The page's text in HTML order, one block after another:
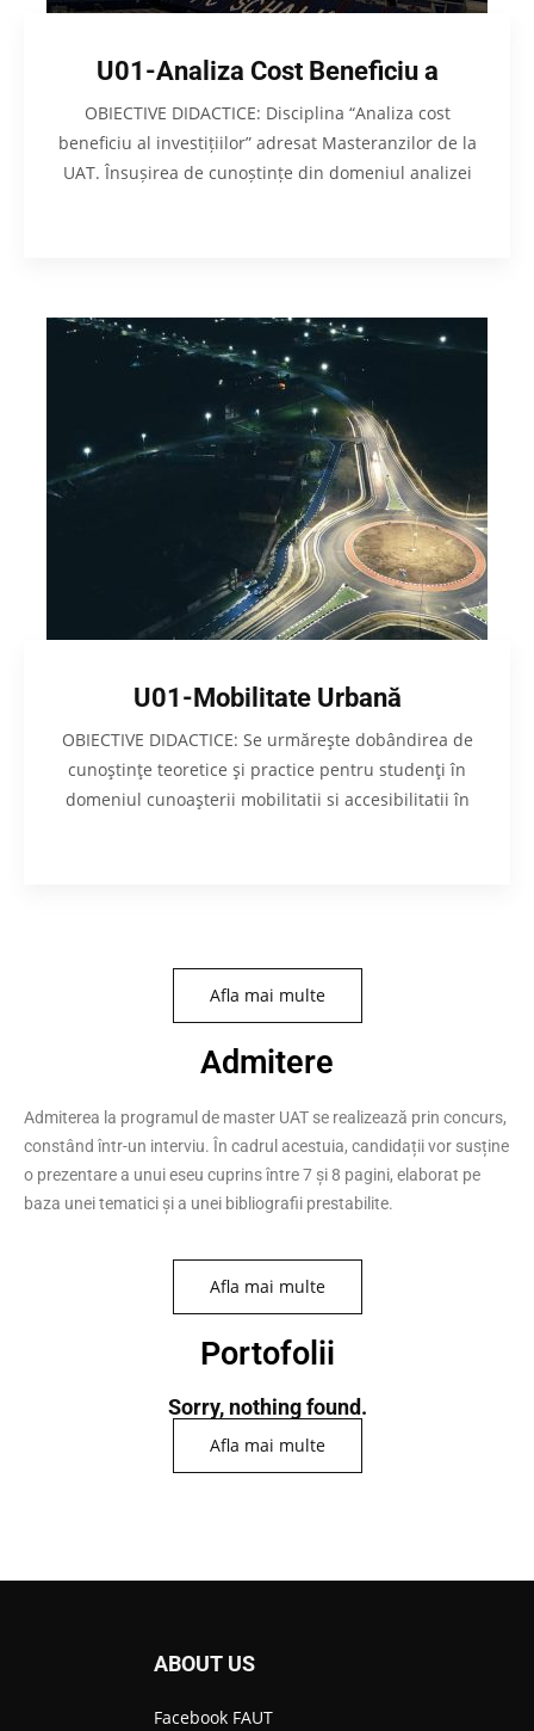
U01-Analiza Cost Beneficiu a
OBIECTIVE DIDACTICE: Disciplina “Analiza cost
beneficiu al investițiilor” adresat Masteranzilor de la
UAT. Însușirea de cunoștințe din domeniul analizei
U01-Mobilitate Urbană
OBIECTIVE DIDACTICE: Se urmăreşte dobândirea de
cunoştinţe teoretice şi practice pentru studenţi în
domeniul cunoaşterii mobilitatii si accesibilitatii în
Afla mai multe
Admitere
Admiterea la programul de master UAT se realizează prin concurs,
constând într-un interviu. În cadrul acestuia, candidații vor susține
o prezentare a unui eseu cuprins între 7 și 8 pagini, elaborat pe
baza unei tematici și a unei bibliografii prestabilite.
Afla mai multe
Portofolii
Sorry, nothing found.
Afla mai multe
ABOUT US
Facebook FAUT